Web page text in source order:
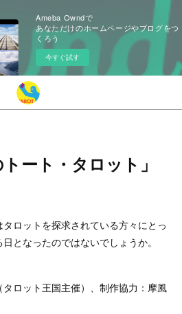
Ameba Owndで
あなただけのホームページやブログをつ
くろう
今すぐ試す
ート・タロット」
ロットを探求されている方々にとっ
となったのではないでしょうか。
ロット王国主催）、 制作協力： 摩風